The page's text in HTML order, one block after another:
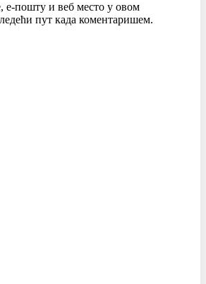
е-пошту и веб место у овом
пут када коментаришем.